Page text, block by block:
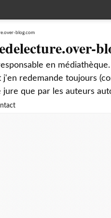
en
j'en redemande toujours
jure que par les auteurs